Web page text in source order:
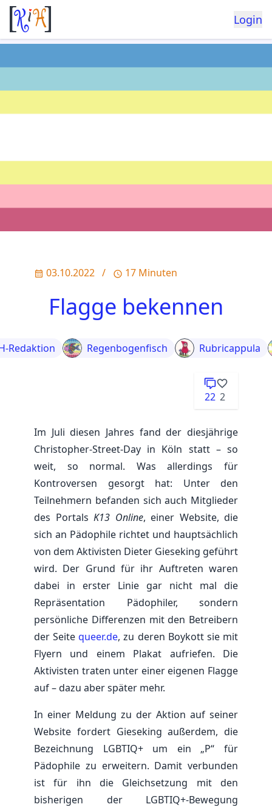
Login
03.10.2022 / 17 Minuten
Flagge bekennen
Redaktion Regenbogenfisch Rubricappula
22 2
Im Juli diesen Jahres fand der diesjährige
Christopher-Street-Day in Köln statt – so
weit, so normal. Was allerdings für
Kontroversen gesorgt hat: Unter den
Teilnehmern befanden sich auch Mitglieder
des Portals K13 Online, einer Website, die
sich an Pädophile richtet und hauptsächlich
von dem Aktivisten Dieter Gieseking geführt
wird. Der Grund für ihr Auftreten waren
dabei in erster Linie gar nicht mal die
Repräsentation Pädophiler, sondern
persönliche Differenzen mit den Betreibern
der Seitequeer.de, zu deren Boykott sie mit
Flyern und einem Plakat aufriefen. Die
Aktivisten traten unter einer eigenen Flagge
auf – dazu aber später mehr.
In einer Meldung zu der Aktion auf seiner
Website fordert Gieseking außerdem, die
Bezeichnung LGBTIQ+ um ein „P“ für
Pädophile zu erweitern. Damit verbunden
ist für ihn die Gleichsetzung mit den
bisherigen der LGBTIQ+-Bewegung